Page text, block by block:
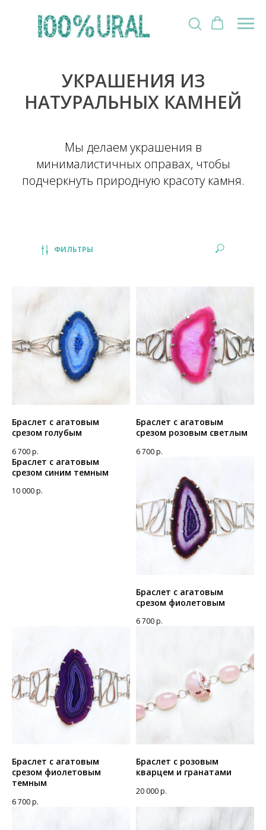
УКРАШЕНИЯ ИЗ
НАТУРАЛЬНЫХ КАМНЕЙ
Мы делаем украшения в
минималистичных оправах, чтобы
подчеркнуть природную красоту камня.
ФИЛЬТРЫ
Браслет с агатовым
срезом голубым
6 700р.
Браслет с агатовым
срезом розовым светлым
6 700р.
Браслет с агатовым
срезом синим темным
10 000р.
Браслет с агатовым
срезом фиолетовым
6 700р.
Браслет с агатовым
срезом фиолетовым
темным
6 700р.
Браслет с розовым
кварцем и гранатами
20 000р.